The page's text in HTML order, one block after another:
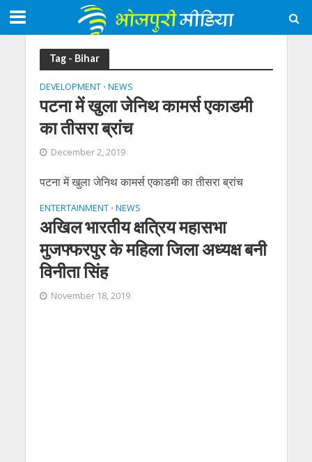
Tag - Bihar
DEVELOPMENT • NEWS
पटना में खुला जेनिथ कामर्स एकाडमी
का तीसरा ब्रांच
December 2, 2019
पटना में खुला जेनिथ कामर्स एकाडमी का तीसरा ब्रांच
ENTERTAINMENT • NEWS
अखिल भारतीय क्षत्रिय महासभा
मुजफ्फरपुर के महिला जिला अध्यक्ष बनी
विनीता सिंह
November 18, 2019